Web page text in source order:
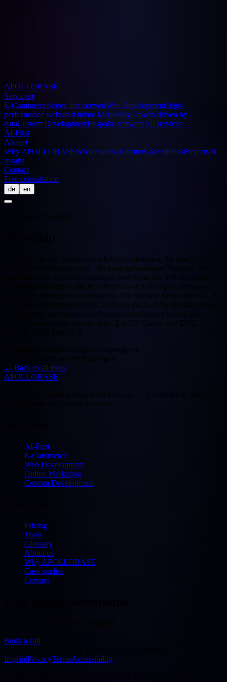
APOLLOBASE
Services▾
E-CommerceStores that convertWeb DevelopmentHigh-
performance websitesOnline MarketingGrowth driven by
dataCustom DevelopmentBespoke softwareAll services →
AI-First
About▾
Why APOLLOBASEWhat makes us betterCase studiesProjects &
results
Contact
Free consultation
de en
AfterShip ist eine Sendungsverfolgungsplattform, die über 1.100
Carrier weltweit unterstützt. Mit einer gebrandeten Tracking-Seite,
automatischen Benachrichtigungen und Analytics hilft AfterShip E-
Commerce-Händlern, die Post-Purchase-Erfahrung zu verbessern
und Supportanfragen zu reduzieren. Für Shopify Shops im DACH-
Markt ist AfterShip besonders wertvoll, da deutsche Kunden hohe
Erwartungen an transparente Sendungsverfolgung haben. Die
Plattform unterstützt alle gängigen DACH-Carrier wie DHL,
sendungsverfolgung post-
benachrichtigungen
← Back to all tools
APOLLOBASE
AI-First
E-Commerce
Web Development
Online Marketing
Custom Development
Pricing
Tools
Glossary
About us
Why APOLLOBASE
Case studies
Contact
Book a call
ImprintPrivacyTermsAccessibility